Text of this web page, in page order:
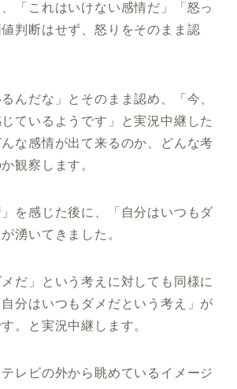
「これはいけない感情だ」「怒っ
判断はせず、怒りをそのまま認
んだな」とそのまま認め、「今、
ているようです」と実況中継した
な感情が出て来るのか、どんな考
観察します。
」を感じた後に、「自分はいつもダ
湧いてきました。
メだ」という考えに対しても同様に
分はいつもダメだという考え」が
。と実況中継します。
レビの外から眺めているイメージ